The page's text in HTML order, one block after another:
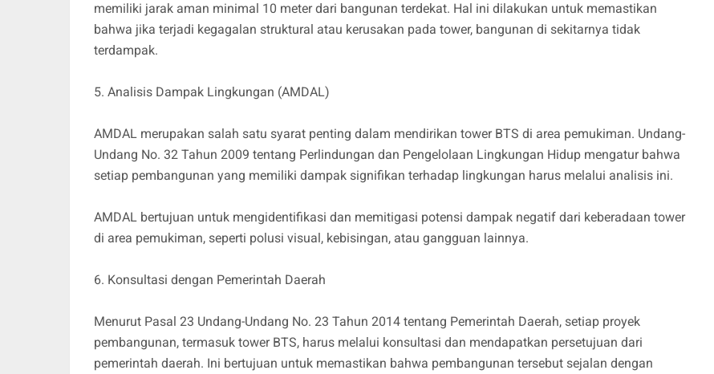
memiliki jarak aman minimal 10 meter dari bangunan terdekat. Hal ini dilakukan untuk memastikan
bahwa jika terjadi kegagalan struktural atau kerusakan pada tower, bangunan di sekitarnya tidak
terdampak.
5. Analisis Dampak Lingkungan (AMDAL)
AMDAL merupakan salah satu syarat penting dalam mendirikan tower BTS di area pemukiman. Undang-
Undang No. 32 Tahun 2009 tentang Perlindungan dan Pengelolaan Lingkungan Hidup mengatur bahwa
setiap pembangunan yang memiliki dampak signifikan terhadap lingkungan harus melalui analisis ini.
AMDAL bertujuan untuk mengidentifikasi dan memitigasi potensi dampak negatif dari keberadaan tower
di area pemukiman, seperti polusi visual, kebisingan, atau gangguan lainnya.
6. Konsultasi dengan Pemerintah Daerah
Menurut Pasal 23 Undang-Undang No. 23 Tahun 2014 tentang Pemerintah Daerah, setiap proyek
pembangunan, termasuk tower BTS, harus melalui konsultasi dan mendapatkan persetujuan dari
pemerintah daerah. Ini bertujuan untuk memastikan bahwa pembangunan tersebut sejalan dengan